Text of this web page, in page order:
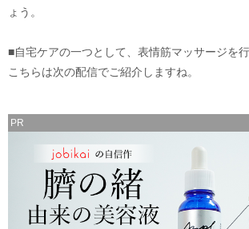
ょう。
■自宅ケアの一つとして、表情筋マッサージを行
こちらは次の配信でご紹介しますね。
PR